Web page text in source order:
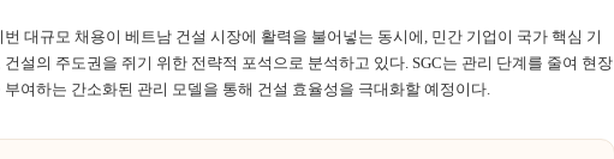
대규모 채용이 베트남 건설 시장에 활력을 불어넣는 동시에, 민간 기업이 국가 핵심 기
설의 주도권을 쥐기 위한 전략적 포석으로 분석하고 있다. SGC는 관리 단계를 줄여 현장
여하는 간소화된 관리 모델을 통해 건설 효율성을 극대화할 예정이다.